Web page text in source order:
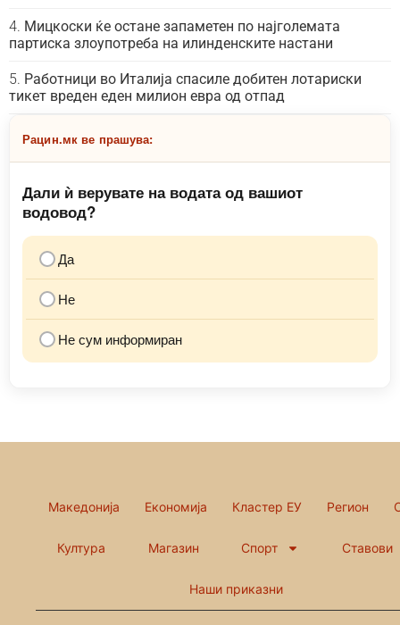
Мицкоски ќе остане запаметен по најголемата
партиска злоупотреба на илинденските настани
Работници во Италија спасиле добитен лотариски
тикет вреден еден милион евра од отпад
Рацин.мк ве прашува:
Дали ѝ верувате на водата од вашиот
водовод?
Да
Не
Не сум информиран
Македонија Економија Кластер ЕУ Регион
Култура Магазин Спорт Ставови
Наши приказни